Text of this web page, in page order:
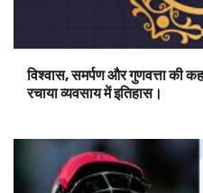
विश्वास, समर्पण और गुणवत्ता की
रचाया व्यवसाय में इतिहास।